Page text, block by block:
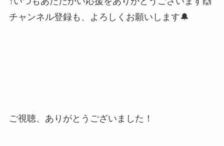
チャンネル登録も、よろしくお願いします🔔
ご視聴、ありがとうございました！